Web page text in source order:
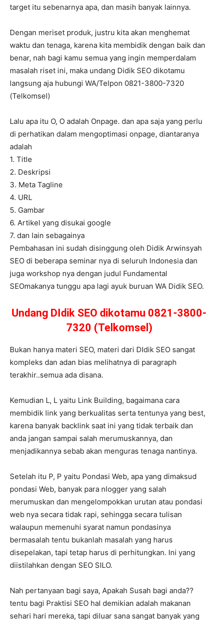
target itu sebenarnya apa, dan masih banyak lainnya.
Dengan meriset produk, justru kita akan menghemat
waktu dan tenaga, karena kita membidik dengan baik dan
benar, nah bagi kamu semua yang ingin memperdalam
masalah riset ini, maka undang Didik SEO dikotamu
langsung aja hubungi WA/Telpon 0821-3800-7320
(Telkomsel)
Lalu apa itu O, O adalah Onpage. dan apa saja yang perlu
di perhatikan dalam mengoptimasi onpage, diantaranya
adalah
1. Title
2. Deskripsi
3. Meta Tagline
4. URL
5. Gambar
6. Artikel yang disukai google
7. dan lain sebagainya
Pembahasan ini sudah disinggung oleh Didik Arwinsyah
SEO di beberapa seminar nya di seluruh Indonesia dan
juga workshop nya dengan judul Fundamental
SEOmakanya tunggu apa lagi ayuk buruan WA Didik SEO.
Undang DIdik SEO dikotamu 0821-3800-
7320 (Telkomsel)
Bukan hanya materi SEO, materi dari DIdik SEO sangat
kompleks dan adan bias melihatnya di paragraph
terakhir..semua ada disana.
Kemudian L, L yaitu Link Building, bagaimana cara
membidik link yang berkualitas serta tentunya yang best,
karena banyak backlink saat ini yang tidak terbaik dan
anda jangan sampai salah merumuskannya, dan
menjadikannya sebab akan menguras tenaga nantinya.
Setelah itu P, P yaitu Pondasi Web, apa yang dimaksud
pondasi Web, banyak para nlogger yang salah
merumuskan dan mengelompokkan urutan atau pondasi
web nya secara tidak rapi, sehingga secara tulisan
walaupun memenuhi syarat namun pondasinya
bermasalah tentu bukanlah masalah yang harus
disepelakan, tapi tetap harus di perhitungkan. Ini yang
diistilahkan dengan SEO SILO.
Nah pertanyaan bagi saya, Apakah Susah bagi anda??
tentu bagi Praktisi SEO hal demikian adalah makanan
sehari hari mereka, tapi diluar sana sangat banyak yang